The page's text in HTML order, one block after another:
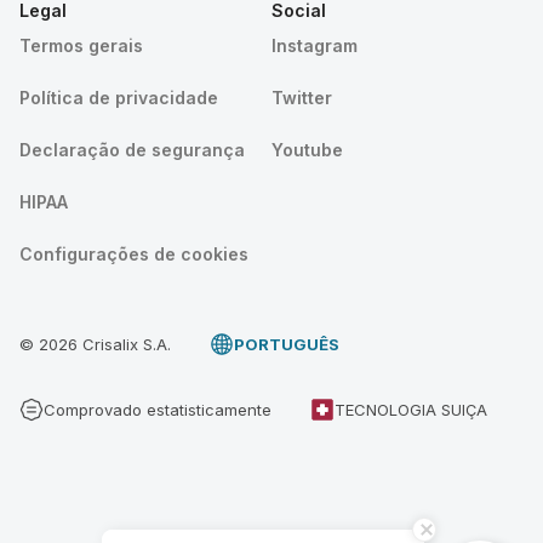
Legal
Termos gerais
Política de privacidade
Declaração de segurança
HIPAA
Configurações de cookies
Social
Instagram
Twitter
Youtube
© 2026 Crisalix S.A. PORTUGUÊS
Comprovado estatisticamente TECNOLOGIA SUIÇA